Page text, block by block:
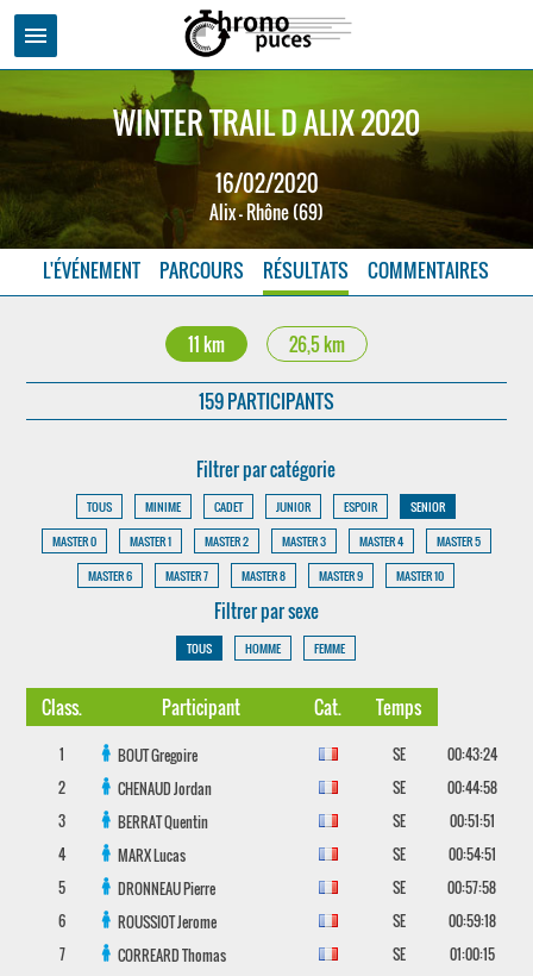
menu
WINTER TRAIL D ALIX 2020
16/02/2020
Alix - Rhône (69)
L'ÉVÉNEMENT PARCOURS RÉSULTATS COMMENTAIRES
11 km 26,5 km
159 PARTICIPANTS
Filtrer par catégorie
TOUS MINIME CADET JUNIOR ESPOIR
SENIOR
MASTER 0
MASTER 1 MASTER 2 MASTER 3 MASTER 4
MASTER 5
MASTER 6
MASTER 7 MASTER 8 MASTER 9 MASTER 10
Filtrer par sexe
TOUS HOMME FEMME
Class. Participant Cat. Temps
1 BOUTGregoire SE
00:43:24
2
CHENAUDJordan SE
00:44:58
3
BERRATQuentin SE
00:51:51
4
MARXLucas SE
00:54:51
5
DRONNEAUPierre SE
00:57:58
6
ROUSSIOTJerome SE
00:59:18
7
CORREARDThomas SE
01:00:15